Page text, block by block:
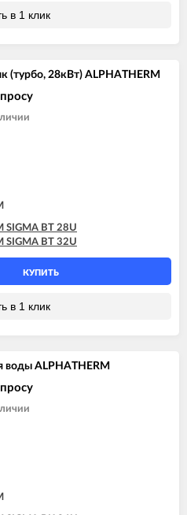
в 1 клик
(турбо, 28кВт) ALPHATHERM
SIGMA BT 28U
SIGMA BT 32U
КУПИТЬ
в 1 клик
воды ALPHATHERM